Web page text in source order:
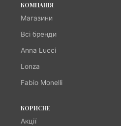
КОМПАНІЯ
Магазини
Всі бренди
Anna Lucci
Lonza
Fabio Monelli
КОРИСНЕ
Акції